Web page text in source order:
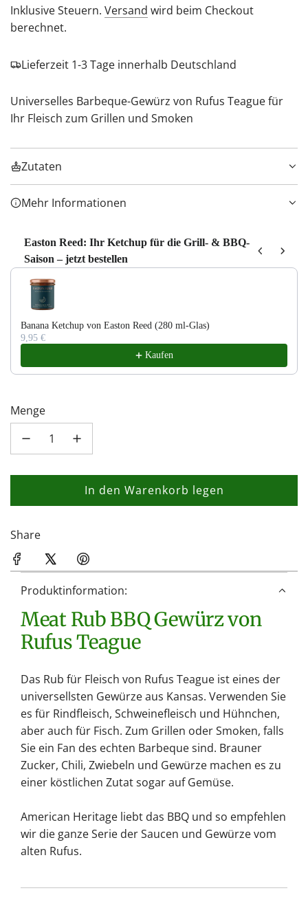
Preis
Inklusive Steuern. Versand wird beim Checkout
berechnet.
Lieferzeit 1-3 Tage innerhalb Deutschland
Universelles Barbeque-Gewürz von Rufus Teague für
Ihr Fleisch zum Grillen und Smoken
Zutaten
Mehr Informationen
Easton Reed: Ihr Ketchup für die Grill- & BBQ-
Saison – jetzt bestellen
Use the Previous and Next buttons to navigate through product
Banana Ketchup von Easton Reed (280 ml-Glas)
9,95 €
Kaufen
Menge
In den Warenkorb legen
L
.
Share
Produktinformation:
Meat Rub BBQ Gewürz von
Rufus Teague
Das Rub für Fleisch von Rufus Teague ist eines der
universellsten Gewürze aus Kansas. Verwenden Sie
es für Rindfleisch, Schweinefleisch und Hühnchen,
aber auch für Fisch. Zum Grillen oder Smoken, falls
Sie ein Fan des echten Barbeque sind. Brauner
Zucker, Chili, Zwiebeln und Gewürze machen es zu
einer köstlichen Zutat sogar auf Gemüse.
American Heritage liebt das BBQ und so empfehlen
wir die ganze Serie der Saucen und Gewürze vom
alten Rufus.